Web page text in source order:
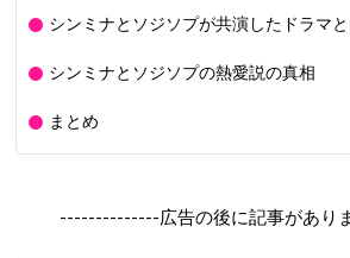
シンミナとソジソプが共演したドラマ
シンミナとソジソプの熱愛説の真相
まとめ
--------------広告の後に記事があ